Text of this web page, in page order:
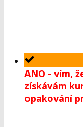
ANO - vím,
získávám
opakování